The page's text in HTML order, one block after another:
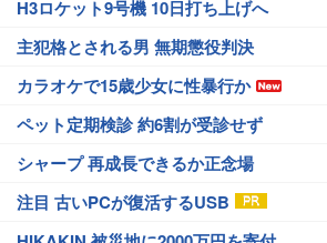
H3ロケット9号機 10日打ち上げへ
主犯格とされる男 無期懲役判決
カラオケで15歳少女に性暴行か
ペット定期検診 約6割が受診せず
シャープ 再成長できるか正念場
注目 古いPCが復活するUSB